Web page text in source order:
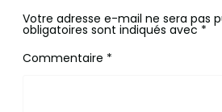
Votre adresse e-mail ne sera pas
obligatoires sont indiqués avec *
Commentaire *